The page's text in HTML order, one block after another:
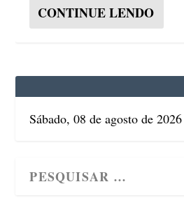
CONTINUE LENDO
Sábado, 08 de agosto de 2026